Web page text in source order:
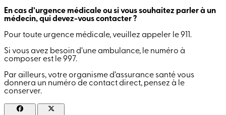
En cas d’urgence médicale ou si vous souhaitez parler à un
médecin, qui devez-vous contacter ?
Pour toute urgence médicale, veuillez appeler le 911.
Si vous avez besoin d’une ambulance, le numéro à
composer est le 997.
Par ailleurs, votre organisme d’assurance santé vous
donnera un numéro de contact direct, pensez à le
conserver.